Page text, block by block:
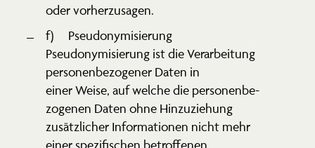
oder vorherzusagen.
f) Pseud­ony­mi­sierung
Pseud­ony­mi­sierung ist die Verar­beitung
perso­nen­be­zo­gener Daten in
einer Weise, auf welche die perso­nen­be­
zo­genen Daten ohne Hinzu­ziehung
zusätz­licher Infor­ma­tionen nicht mehr
einer spezi­fi­schen betrof­fenen